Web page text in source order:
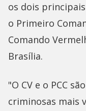
os dois
o Primeiro
Comando
Brasília.
"O CV e o PCC
criminosas mais